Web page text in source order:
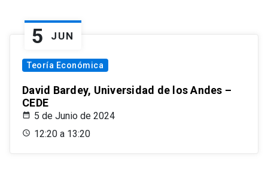
5 JUN
Teoría Económica
David Bardey, Universidad de los Andes –
CEDE
5 de Junio de 2024
12:20 a 13:20